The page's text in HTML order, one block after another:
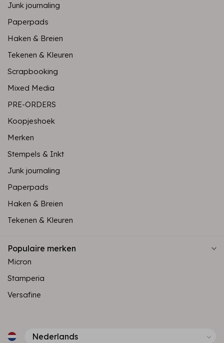
Junk journaling
Paperpads
Haken & Breien
Tekenen & Kleuren
Scrapbooking
Mixed Media
PRE-ORDERS
Koopjeshoek
Merken
Stempels & Inkt
Junk journaling
Paperpads
Haken & Breien
Tekenen & Kleuren
Populaire merken
Micron
Stamperia
Versafine